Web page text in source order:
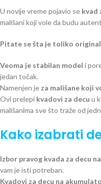
U novije vreme pojavio se kvad
mališani koji vole da budu
Pitate se šta je toliko
Veoma je stabilan model i
jedan točak.
Namenjen je za mališane koji
Ovi prelepi kvadovi za decu u
mališanima sve što traže od
Kako izabrati
Izbor pravog kvada za decu
vam je isti potreban.
Kvadovi za decu na